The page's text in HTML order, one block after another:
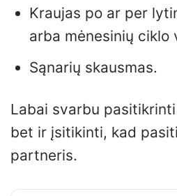
Kraujas po ar per
arba mėnesinių ciklo
Sąnarių skausmas.
Labai svarbu
bet ir įsitikinti, kad
partneris.